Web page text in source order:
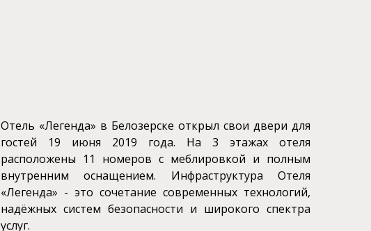
Отель «Легенда» в Белозерске открыл свои двери для
гостей 19 июня 2019 года. На 3 этажах отеля
расположены 11 номеров с меблировкой и полным
внутренним оснащением. Инфраструктура Отеля
«Легенда» - это сочетание современных технологий,
надёжных систем безопасности и широкого спектра
услуг.